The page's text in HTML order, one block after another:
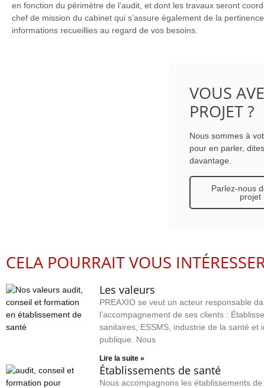
en fonction du périmètre de l’audit, et dont les travaux seront
chef de mission du cabinet qui s’assure également de la
informations recueillies au regard de vos besoins.
VOUS
PROJET ?
Nous sommes à
pour en parler,
davantage.
Parlez-nous
projet
CELA POURRAIT VOUS
Les valeurs
PREAXIO se veut un acteur responsable
l’accompagnement de ses clients :
sanitaires, ESSMS, industrie de la santé et
publique. Nous
Lire la suite »
Établissements de santé
Nous accompagnons les établissements